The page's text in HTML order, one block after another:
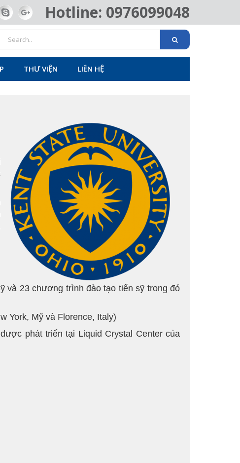
Hotline: 0976099048
THƯ VIỆN LIÊN HỆ
và 23 chương trình đào tạo tiến sỹ trong đó
York, Mỹ và Florence, Italy)
phát triển tại Liquid Crystal Center của